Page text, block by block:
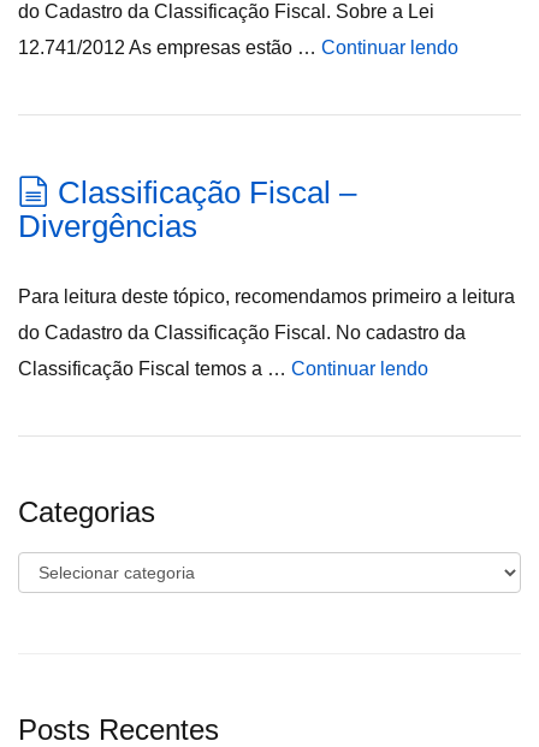
do Cadastro da Classificação Fiscal. Sobre a Lei
12.741/2012 As empresas estão … Continuar lendo
Classificação Fiscal –
Divergências
Para leitura deste tópico, recomendamos primeiro a leitura
do Cadastro da Classificação Fiscal. No cadastro da
Classificação Fiscal temos a … Continuar lendo
Categorias
Categorias
Posts Recentes